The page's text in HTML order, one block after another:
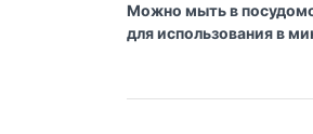
Можно мыть в
для использования в